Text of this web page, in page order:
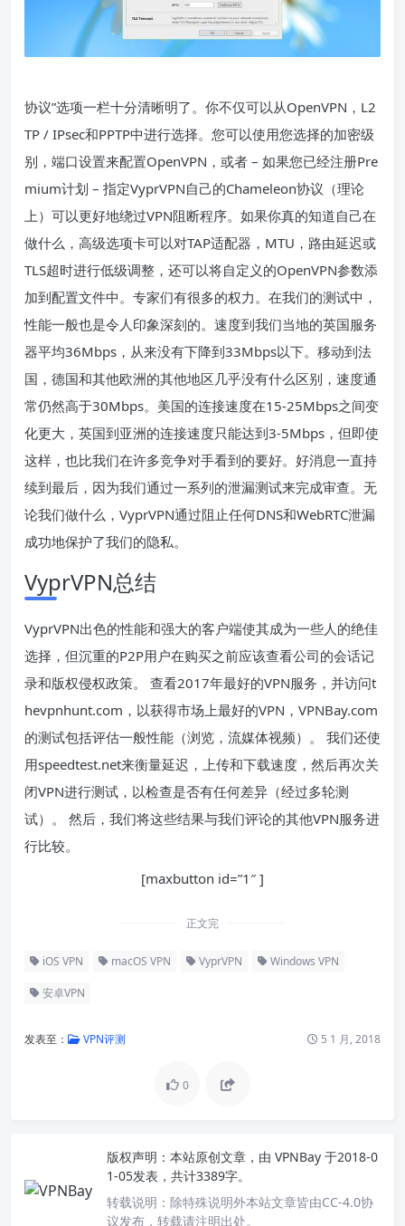
协议”选项一栏十分清晰明了。你不仅可以从OpenVPN，L2
TP / IPsec和PPTP中进行选择。您可以使用您选择的加密级
别，端口设置来配置OpenVPN，或者 – 如果您已经注册Pre
mium计划 – 指定VyprVPN自己的Chameleon协议（理论
上）可以更好地绕过VPN阻断程序。如果你真的知道自己在
做什么，高级选项卡可以对TAP适配器，MTU，路由延迟或
TLS超时进行低级调整，还可以将自定义的OpenVPN参数添
加到配置文件中。专家们有很多的权力。在我们的测试中，
性能一般也是令人印象深刻的。速度到我们当地的英国服务
器平均36Mbps，从来没有下降到33Mbps以下。移动到法
国，德国和其他欧洲的其他地区几乎没有什么区别，速度通
常仍然高于30Mbps。美国的连接速度在15-25Mbps之间变
化更大，英国到亚洲的连接速度只能达到3-5Mbps，但即使
这样，也比我们在许多竞争对手看到的要好。好消息一直持
续到最后，因为我们通过一系列的泄漏测试来完成审查。无
论我们做什么，VyprVPN通过阻止任何DNS和WebRTC泄漏
成功地保护了我们的隐私。
VyprVPN总结
VyprVPN出色的性能和强大的客户端使其成为一些人的绝佳
选择，但沉重的P2P用户在购买之前应该查看公司的会话记
录和版权侵权政策。 查看2017年最好的VPN服务，并访问t
hevpnhunt.com，以获得市场上最好的VPN，VPNBay.com
的测试包括评估一般性能（浏览，流媒体视频）。 我们还使
用speedtest.net来衡量延迟，上传和下载速度，然后再次关
闭VPN进行测试，以检查是否有任何差异（经过多轮测
试）。 然后，我们将这些结果与我们评论的其他VPN服务进
行比较。
[maxbutton id=”1″ ]
正文完
iOS VPN macOS VPN VyprVPN Windows VPN
安卓VPN
发表至： VPN评测 5 1 月, 2018
0
版权声明： 本站原创文章，由 VPNBay 于2018-0
1-05发表，共计3389字。
转载说明： 除特殊说明外本站文章皆由CC-4.0协
议发布，转载请注明出处。